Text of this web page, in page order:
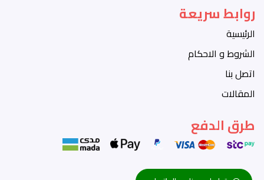
روابط سريعة
الرئيسية
الشروط و الاحكام
اتصل بنا
المقالات
طرق الدفع